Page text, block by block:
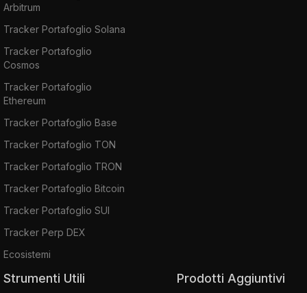
Arbitrum
Tracker Portafoglio Solana
Tracker Portafoglio
Cosmos
Tracker Portafoglio
Ethereum
Tracker Portafoglio Base
Tracker Portafoglio TON
Tracker Portafoglio TRON
Tracker Portafoglio Bitcoin
Tracker Portafoglio SUI
Tracker Perp DEX
Ecosistemi
Strumenti Utili Prodotti Aggiuntivi